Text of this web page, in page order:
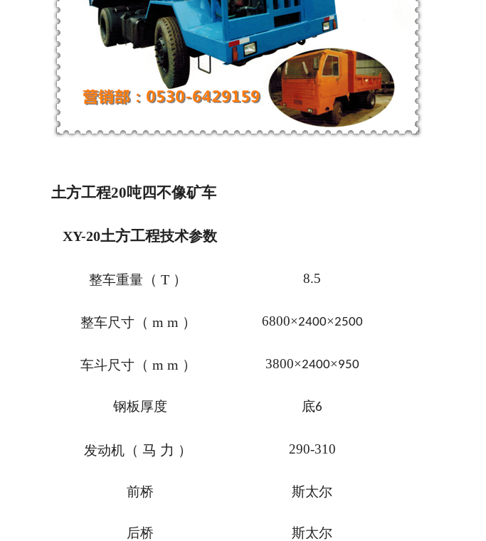
土方工程20吨四不像矿车
XY-20土方工程技术参数
整车重量 （ T ） 8.5
整车尺寸（ mm ） 6800×2400×2500
车斗尺寸（ mm ） 3800×2400×950
钢板厚度 底6
发动机 （ 马力 ） 290-310
前桥 斯太尔
后桥 斯太尔